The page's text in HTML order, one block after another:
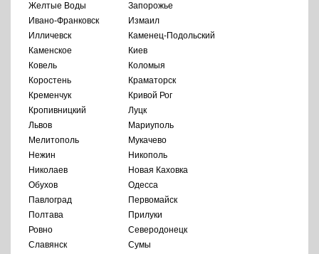
Желтые Воды
Запорожье
Ивано-Франковск
Измаил
Илличевск
Каменец-Подольский
Каменское
Киев
Ковель
Коломыя
Коростень
Краматорск
Кременчук
Кривой Рог
Кропивницкий
Луцк
Львов
Мариуполь
Мелитополь
Мукачево
Нежин
Никополь
Николаев
Новая Каховка
Обухов
Одесса
Павлоград
Первомайск
Полтава
Прилуки
Ровно
Северодонецк
Славянск
Сумы